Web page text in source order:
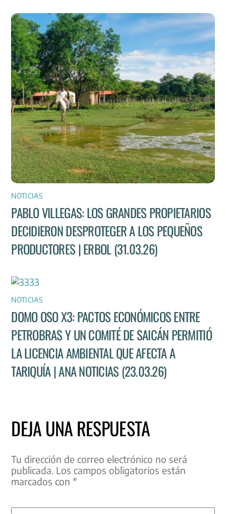
NOTICIAS
PABLO VILLEGAS: LOS GRANDES PROPIETARIOS
DECIDIERON DESPROTEGER A LOS PEQUEÑOS
PRODUCTORES | ERBOL (31.03.26)
NOTICIAS
DOMO OSO X3: PACTOS ECONÓMICOS ENTRE
PETROBRAS Y UN COMITÉ DE SAICÁN PERMITIÓ
LA LICENCIA AMBIENTAL QUE AFECTA A
TARIQUÍA | ANA NOTICIAS (23.03.26)
DEJA UNA RESPUESTA
Tu dirección de correo electrónico no será
publicada. Los campos obligatorios están
marcados con*